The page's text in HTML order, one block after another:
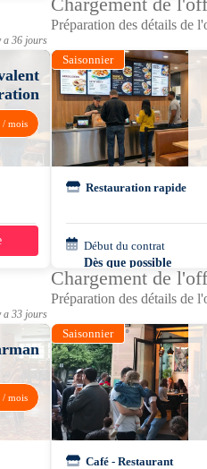
a 36 jours
/ mois
Préparation des détails de
Saisonnier
Restauration rapide
Début du contrat
Dès que possible
a 33 jours
/ mois
Chargement de
Préparation des détails de
Saisonnier
Café - Restaurant